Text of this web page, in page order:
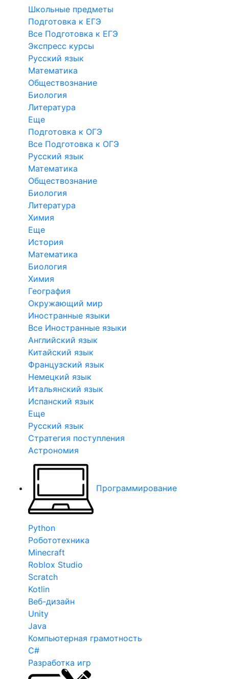
Школьные предметы
Подготовка к ЕГЭ
Все Подготовка к ЕГЭ
Экспресс курсы
Русский язык
Математика
Обществознание
Биология
Литература
Еще
Подготовка к ОГЭ
Все Подготовка к ОГЭ
Русский язык
Математика
Обществознание
Биология
Литература
Химия
Еще
История
Математика
Биология
Химия
География
Окружающий мир
Иностранные языки
Все Иностранные языки
Английский язык
Китайский язык
Французский язык
Немецкий язык
Итальянский язык
Испанский язык
Еще
Русский язык
Стратегия поступления
Астрономия
Программирование
Python
Робототехника
Minecraft
Roblox Studio
Scratch
Kotlin
Веб-дизайн
Unity
Java
Компьютерная грамотность
C#
Разработка игр